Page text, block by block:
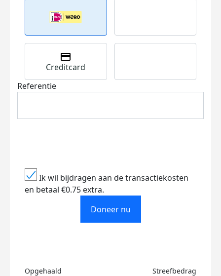
Creditcard
Referentie
Ik wil bijdragen aan de transactiekosten
en betaal €0.75 extra.
Doneer nu
Opgehaald Streefbedrag